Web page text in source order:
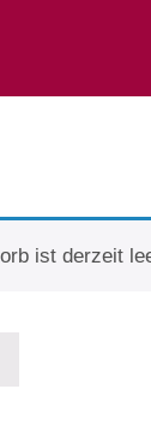
ist derzeit